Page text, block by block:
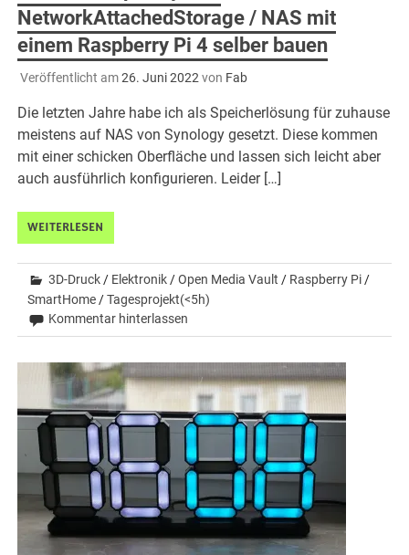
NetworkAttachedStorage / NAS mit
einem Raspberry Pi 4 selber bauen
Veröffentlicht am26. Juni 2022 von Fab
Die letzten Jahre habe ich als Speicherlösung für zuhause
meistens auf NAS von Synology gesetzt. Diese kommen
mit einer schicken Oberfläche und lassen sich leicht aber
auch ausführlich konfigurieren. Leider […]
WEITERLESEN
3D-Druck / Elektronik /Open Media Vault / Raspberry Pi /
SmartHome /Tagesprojekt(<5h)
Kommentar hinterlassen